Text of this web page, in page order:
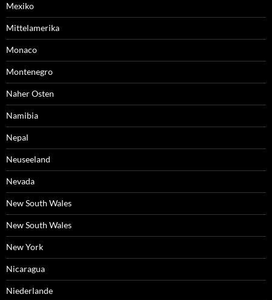
Mexiko
Mittelamerika
Monaco
Montenegro
Naher Osten
Namibia
Nepal
Neuseeland
Nevada
New South Wales
New South Wales
New York
Nicaragua
Niederlande